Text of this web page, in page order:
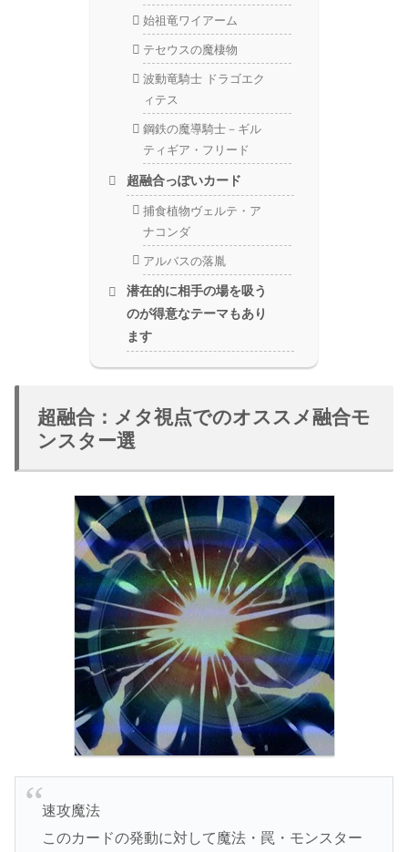
始祖竜ワイアーム
テセウスの魔棲物
波動竜騎士 ドラゴエク
ィテス
鋼鉄の魔導騎士－ギル
ティギア・フリード
超融合っぽいカード
捕食植物ヴェルテ・ア
ナコンダ
アルバスの落胤
潜在的に相手の場を吸う
のが得意なテーマもあり
ます
超融合：メタ視点でのオススメ融合モ
ンスター選
速攻魔法
このカードの発動に対して魔法・罠・モンスター